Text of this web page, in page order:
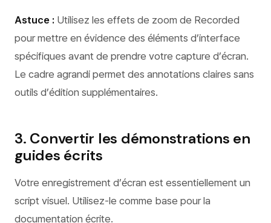
Astuce : Utilisez les effets de zoom de Recorded
pour mettre en évidence des éléments d’interface
spécifiques avant de prendre votre capture d’écran.
Le cadre agrandi permet des annotations claires sans
outils d’édition supplémentaires.
3. Convertir les démonstrations en
guides écrits
Votre enregistrement d’écran est essentiellement un
script visuel. Utilisez-le comme base pour la
documentation écrite.